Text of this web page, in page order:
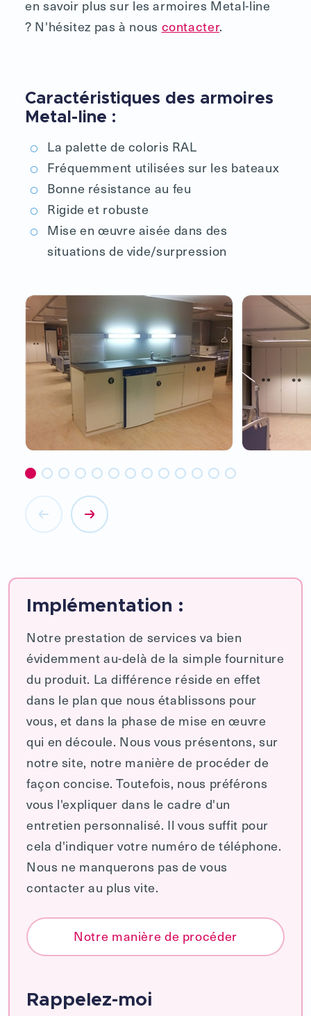
en savoir plus sur les armoires Metal-line
? N'hésitez pas à nous contacter.
Caractéristiques des armoires
Metal-line :
La palette de coloris RAL
Fréquemment utilisées sur les bateaux
Bonne résistance au feu
Rigide et robuste
Mise en œuvre aisée dans des
situations de vide/surpression
Implémentation :
Notre prestation de services va bien
évidemment au-delà de la simple fourniture
du produit. La différence réside en effet
dans le plan que nous établissons pour
vous, et dans la phase de mise en œuvre
qui en découle. Nous vous présentons, sur
notre site, notre manière de procéder de
façon concise. Toutefois, nous préférons
vous l'expliquer dans le cadre d'un
entretien personnalisé. Il vous suffit pour
cela d'indiquer votre numéro de téléphone.
Nous ne manquerons pas de vous
contacter au plus vite.
Notre manière de procéder
Rappelez-moi